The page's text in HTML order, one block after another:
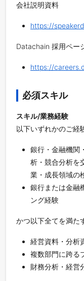
会社説明資料
https://
Datachain 採用ペー
https://
必須スキル
スキル/業務経験
以下いずれかのご経
銀行・金融機関
析・競合分析を
業・成長領域の
銀行または金融
ング経験
かつ以下全てを満た
経営資料・分析
複数部門に跨る
財務分析・経営